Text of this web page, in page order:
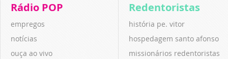
Rádio POP
empregos
notícias
ouça ao vivo
Redentoristas
história pe. vitor
hospedagem santo afonso
missionários redentoristas